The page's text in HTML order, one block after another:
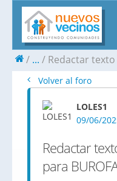
... Redactar texto
Volver al foro
LOLES1
09/06/
Redactar
para